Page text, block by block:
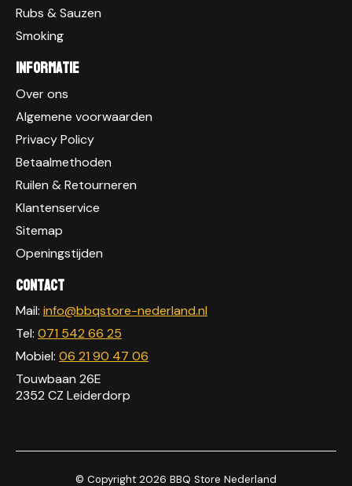
Rubs & Sauzen
Smoking
Informatie
Over ons
Algemene voorwaarden
Privacy Policy
Betaalmethoden
Ruilen & Retourneren
Klantenservice
Sitemap
Openingstijden
Contact
Mail: info@bbqstore-nederland.nl
Tel: 071 542 66 25
Mobiel: 06 21 90 47 06
Touwbaan 26E
2352 CZ Leiderdorp
© Copyright 2026 BBQ Store Nederland